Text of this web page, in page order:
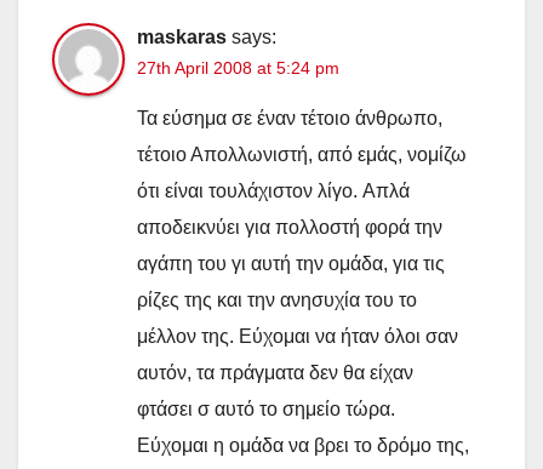
maskaras says:
27th April 2008 at 5:24 pm
Τα εύσημα σε έναν τέτοιο άνθρωπο,
τέτοιο Απολλωνιστή, από εμάς, νομίζω
ότι είναι τουλάχιστον λίγο. Aπλά
αποδεικνύει για πολλοστή φορά την
αγάπη του γι αυτή την ομάδα, για τις
ρίζες της και την ανησυχία του το
μέλλον της. Εύχομαι να ήταν όλοι σαν
αυτόν, τα πράγματα δεν θα είχαν
φτάσει σ αυτό το σημείο τώρα.
Εύχομαι η ομάδα να βρει το δρόμο της,